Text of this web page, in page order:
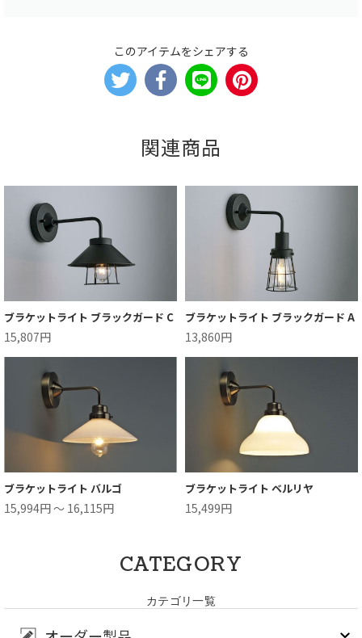
このアイテムをシェアする
関連商品
ブラケットライト ブラックガード C
15,807円
ブラケットライト ブラックガード A
13,860円
ブラケットライト バルゴ
15,994円 ～ 16,115円
ブラケットライト ベルリヤ
15,499円
CATEGORY
カテゴリ一覧